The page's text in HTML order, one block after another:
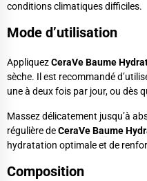
conditions climatiques difficiles.
Mode d’utilisation
AppliquezCeraVe Baume
sèche. Il est recommandé
une à deux fois par jour, ou dès
Massez délicatement jusqu’à
régulière deCeraVe Baume
hydratation optimale et de
Composition